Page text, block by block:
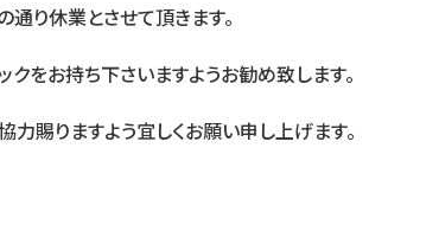
り休業とさせて頂きます。
をお持ち下さいますようお勧め致します。
卒ご理解ご協力賜りますよう宜しく